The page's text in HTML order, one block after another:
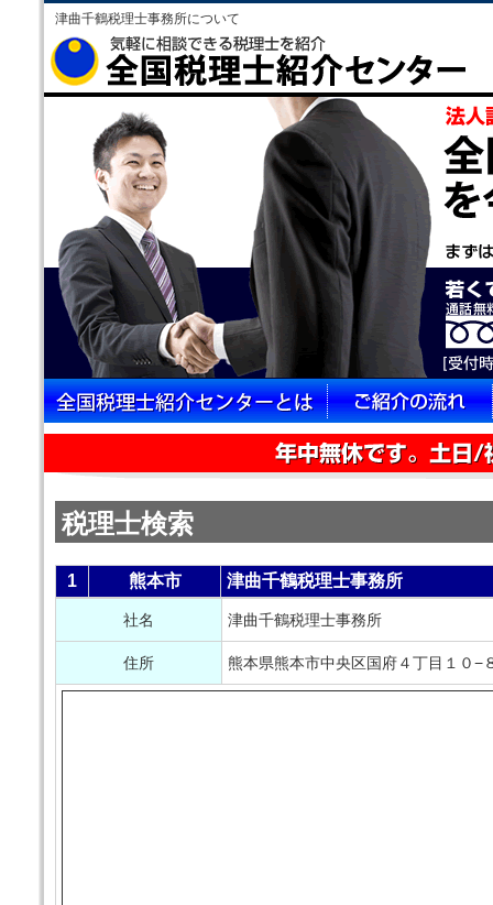
津曲千鶴税理士事務所について
税理士検索
1 熊本市 津曲千鶴税理士事務所
社名 津曲千鶴税理士事務所
住所 熊本県熊本市中央区国府４丁目１０−